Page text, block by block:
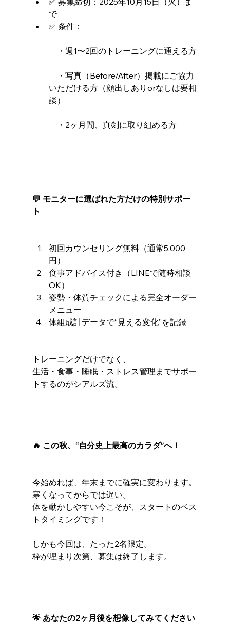
で
✅ 条件：
・週1〜2回のトレーニングに通える方
・写真（Before/After）掲載にご協力
いただける方（顔出しありorなしは要相
談）
・2ヶ月間、真剣に取り組める方
💬 モニターに選ばれた方だけの特別サポー
ト
初回カウンセリング無料（通常5,000
円）
食事アドバイス付き（LINEで随時相談
OK）
姿勢・体質チェックによる完全オーダー
メニュー
体組成計データで“見える変化”を記録
トレーニングだけでなく、
生活・食事・睡眠・ストレス管理までサポー
トするのがシアルズ流。
🔥 この秋、“自分史上最高のカラダ”へ！
今始めれば、年末までに確実に変わります。
寒くなってからでは遅い。
体を動かしやすい今こそが、スタートのベス
トタイミングです！
しかも今回は、たった2名限定。
枠が埋まり次第、募集は終了します。
🌟 あなたの2ヶ月後を想像してみてください